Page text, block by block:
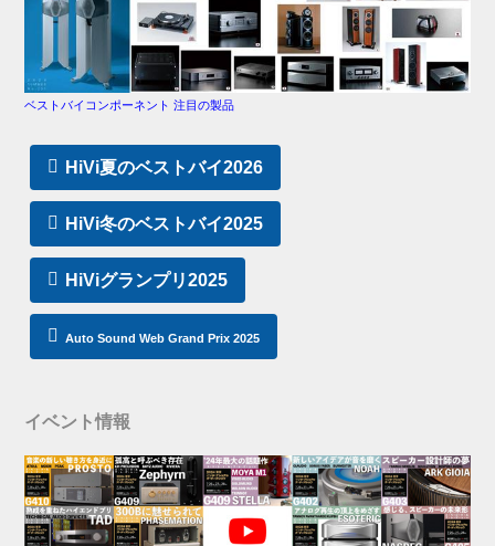
ベストバイコンポーネント 注目の製品
HiVi夏のベストバイ2026
HiVi冬のベストバイ2025
HiViグランプリ2025
Auto Sound Web Grand Prix 2025
イベント情報